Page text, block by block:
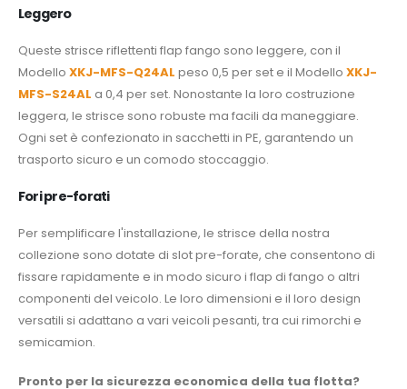
Leggero
Queste strisce riflettenti flap fango sono leggere, con il
Modello XKJ-MFS-Q24AL peso 0,5 per set e il Modello XKJ-
MFS-S24AL a 0,4 per set. Nonostante la loro costruzione
leggera, le strisce sono robuste ma facili da maneggiare.
Ogni set è confezionato in sacchetti in PE, garantendo un
trasporto sicuro e un comodo stoccaggio.
Fori pre-forati
Per semplificare l'installazione, le strisce della nostra
collezione sono dotate di slot pre-forate, che consentono di
fissare rapidamente e in modo sicuro i flap di fango o altri
componenti del veicolo. Le loro dimensioni e il loro design
versatili si adattano a vari veicoli pesanti, tra cui rimorchi e
semicamion.
Pronto per la sicurezza economica della tua flotta?